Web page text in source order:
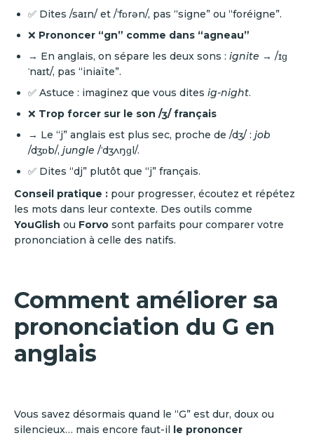
✅ Dites /saɪn/ et /ˈfɒrən/, pas “signe” ou “foréigne”.
❌ Prononcer “gn” comme dans “agneau”
→ En anglais, on sépare les deux sons : ignite → /ɪɡ
ˈnaɪt/, pas “iniaïte”.
✅ Astuce : imaginez que vous dites ig-night.
❌ Trop forcer sur le son /ʒ/ français
→ Le “j” anglais est plus sec, proche de /dʒ/ : job
/dʒɒb/, jungle /ˈdʒʌŋɡl/.
✅ Dites “dj” plutôt que “j” français.
Conseil pratique : pour progresser, écoutez et répétez
les mots dans leur contexte. Des outils comme
YouGlish ou Forvo sont parfaits pour comparer votre
prononciation à celle des natifs.
Comment améliorer sa
prononciation du G en
anglais
Vous savez désormais quand le “G” est dur, doux ou
silencieux… mais encore faut-il le prononcer